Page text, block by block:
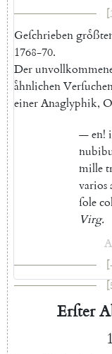
Geſchrieben
1768-70.
Der
aͤhnlichen
einerAnaglyphik,
— en!
mille
varios
ſole
Virg.
A
Erſter